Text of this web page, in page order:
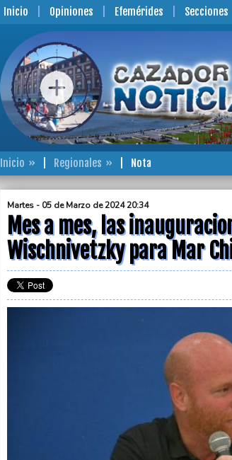
Inicio Opiniones Efemérides Secciones
Inicio Regionales Nota
Martes - 05 de Marzo de 2024 20:34
Mes a mes, las
Wischnivetzky para Mar